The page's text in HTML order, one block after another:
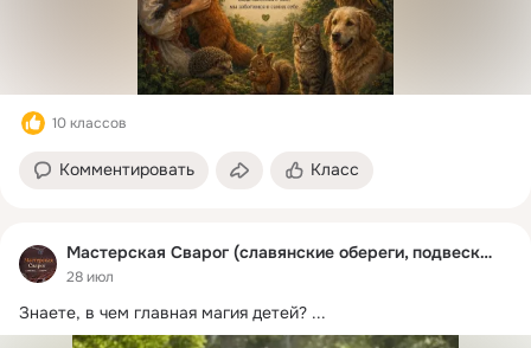
10 классов
Комментировать Класс
Мастерская Сварог (славянские обереги, подвески)
28 июл
Знаете, в чем главная магия детей? ...